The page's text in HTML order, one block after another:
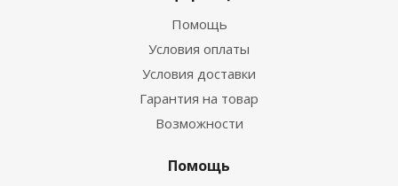
Помощь
Условия оплаты
Условия доставки
Гарантия на товар
Возможности
Помощь